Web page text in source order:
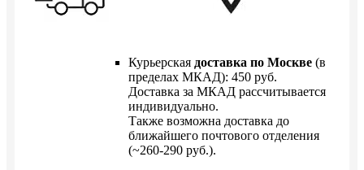
Курьерская доставка по Москве (в
пределах МКАД): 450 руб.
Доставка за МКАД рассчитывается
индивидуально.
Также возможна доставка до
ближайшего почтового отделения
(~260-290 руб.).